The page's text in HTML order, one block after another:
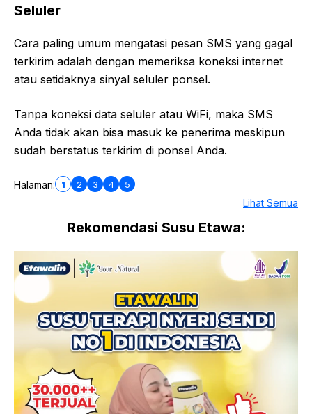
Seluler
Cara paling umum mengatasi pesan SMS yang gagal
terkirim adalah dengan memeriksa koneksi internet
atau setidaknya sinyal seluler ponsel.
Tanpa koneksi data seluler atau WiFi, maka SMS
Anda tidak akan bisa masuk ke penerima meskipun
sudah berstatus terkirim di ponsel Anda.
Halaman: 1 2 3 4 5
Lihat Semua
Rekomendasi Susu Etawa: